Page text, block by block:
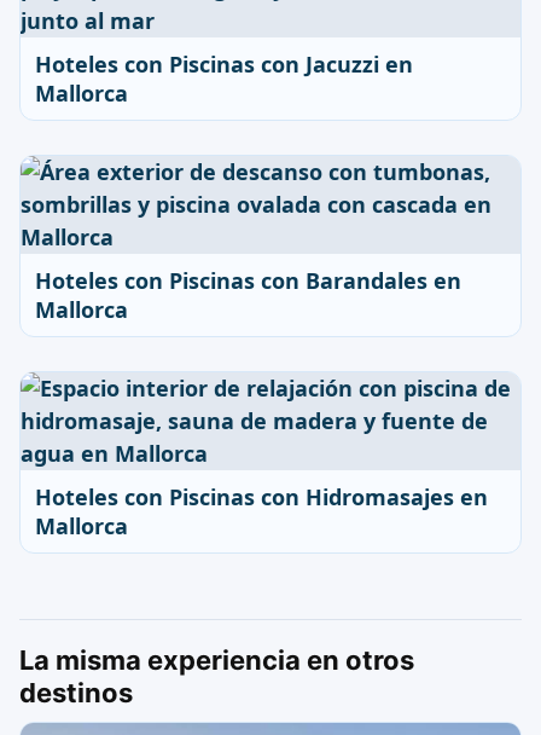
Hoteles con Piscinas con Jacuzzi en
Mallorca
Hoteles con Piscinas con Barandales en
Mallorca
Hoteles con Piscinas con Hidromasajes en
Mallorca
La misma experiencia en otros
destinos